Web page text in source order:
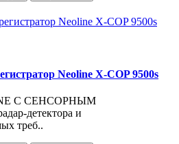
Neoline X-COP 9500s
С СЕНСОРНЫМ
детектора и
треб..